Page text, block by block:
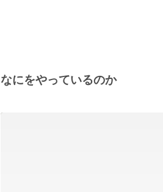
なにをやっているのか